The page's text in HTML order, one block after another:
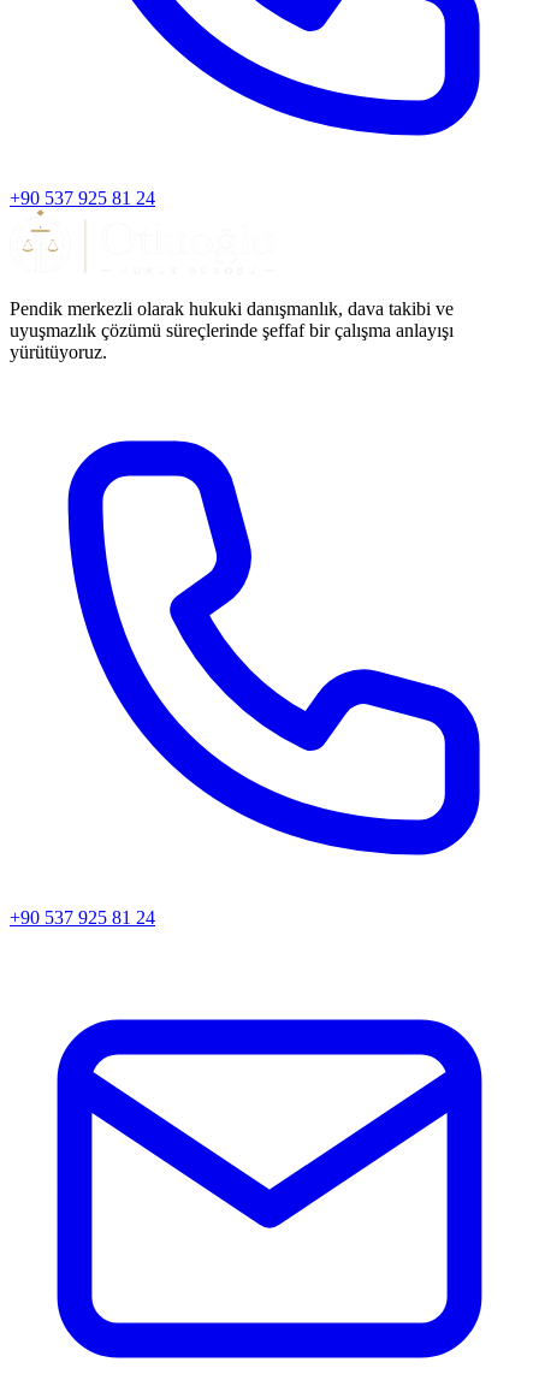
+90 537 925 81 24
Pendik merkezli olarak hukuki danışmanlık, dava takibi ve
uyuşmazlık çözümü süreçlerinde şeffaf bir çalışma anlayışı
yürütüyoruz.
+90 537 925 81 24